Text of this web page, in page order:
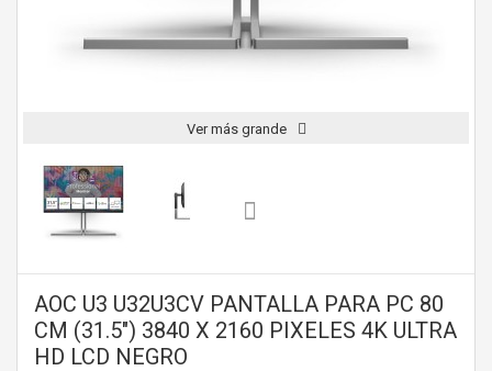
Ver más grande
AOC U3 U32U3CV PANTALLA PARA PC 80
CM (31.5") 3840 X 2160 PIXELES 4K ULTRA
HD LCD NEGRO